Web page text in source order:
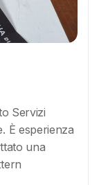
Servizi
È esperienza
una